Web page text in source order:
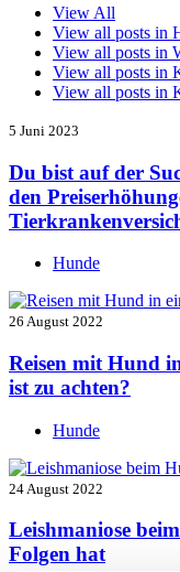
View All
View all posts in
View all posts in
View all posts in
View all posts in
5 Juni 2023
Du bist auf der
den
Hunde
26 August 2022
Reisen mit Hund
ist zu achten?
Hunde
24 August 2022
Leishmaniose
Folgen hat